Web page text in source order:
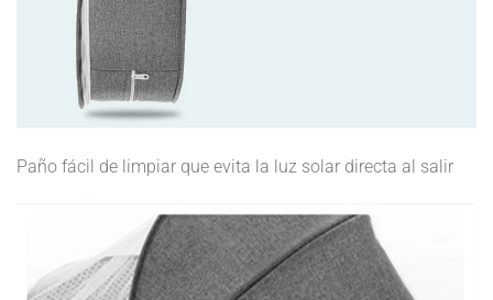
Paño fácil de limpiar que evita la luz solar directa al salir